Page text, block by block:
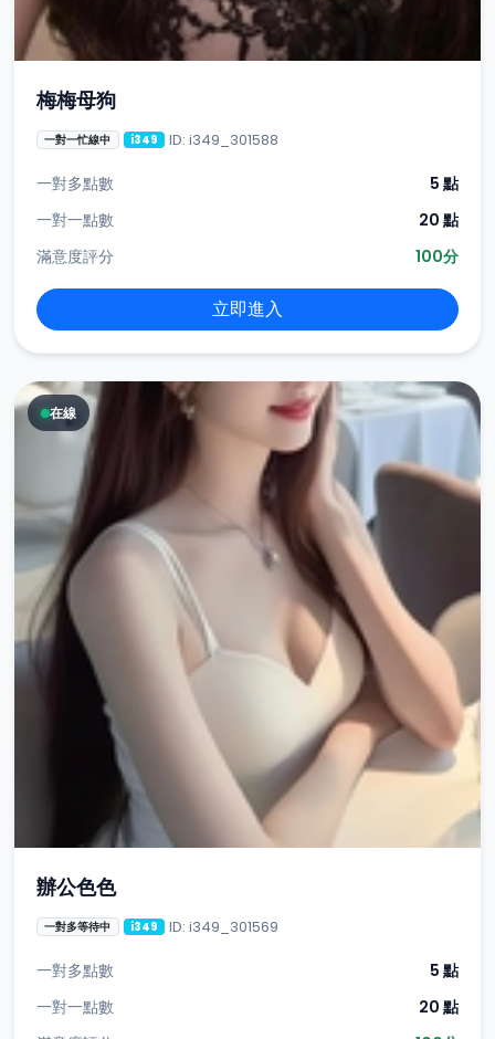
梅梅母狗
一對一忙線中 i349 ID: i349_301588
一對多點數
5 點
一對一點數
20 點
滿意度評分
100分
立即進入
在線
辦公色色
一對多等待中 i349 ID: i349_301569
一對多點數
5 點
一對一點數
20 點